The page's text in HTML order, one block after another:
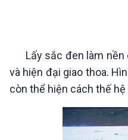
Chuyên gia của bạn
Xã hội chuyển động
Bước chân đến trường
Thanh âm ký sự
Chân dung cuộc sống
Lấy sắc đen làm nền
và hiện đại giao thoa.
còn thể hiện cách thế